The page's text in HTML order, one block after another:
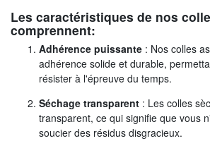
Les caractéristiques de nos
comprennent:
Adhérence puissante : Nos colles
adhérence solide et durable,
résister à l'épreuve du temps.
Séchage transparent : Les colles
transparent, ce qui signifie que vous
soucier des résidus disgracieux.